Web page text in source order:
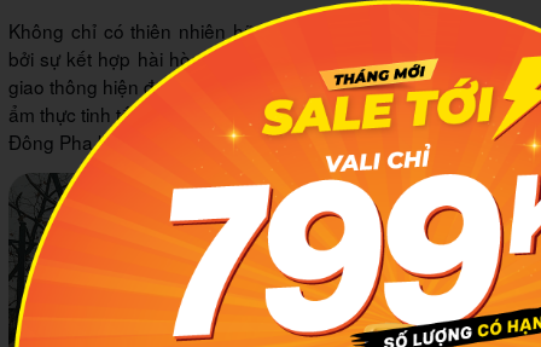
Không chỉ có thiên nhiên hữu tình, Hàng Châu còn hấp dẫn
bởi sự kết hợp hài hòa giữa quá khứ và hiện tại, với hệ thống
giao thông hiện đại, các trung tâm thương mại sôi động và nền
ẩm thực tinh tế như gà nung đất sét, tôm xào lá trà hay thịt heo
Đông Pha kim tự tháp...